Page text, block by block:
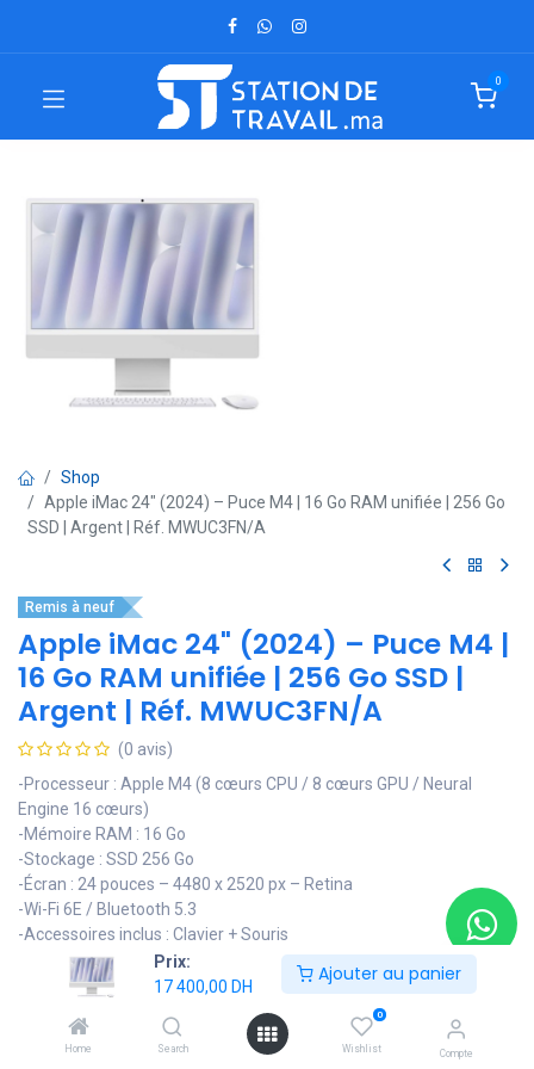
Prix:
17 400,00 DH
Ajouter au panier
Home Search
0
Wishlist Compte
0
Shop
Apple iMac 24" (2024) – Puce M4 | 16 Go RAM unifiée | 256 Go
SSD | Argent | Réf. MWUC3FN/A
Remis à neuf
Apple iMac 24" (2024) – Puce M4 |
16 Go RAM unifiée | 256 Go SSD |
Argent | Réf. MWUC3FN/A
(0 avis)
-Processeur : Apple M4 (8 cœurs CPU / 8 cœurs GPU / Neural
Engine 16 cœurs)
-Mémoire RAM : 16 Go
-Stockage : SSD 256 Go
-Écran : 24 pouces – 4480 x 2520 px – Retina
-Wi-Fi 6E / Bluetooth 5.3
-Accessoires inclus : Clavier + Souris
-Clavier : AZERTY – Français
-Connectiques : 2 x USB-C Thunderbolt 4 + Jack 3.5mm
-Couleur : Argent